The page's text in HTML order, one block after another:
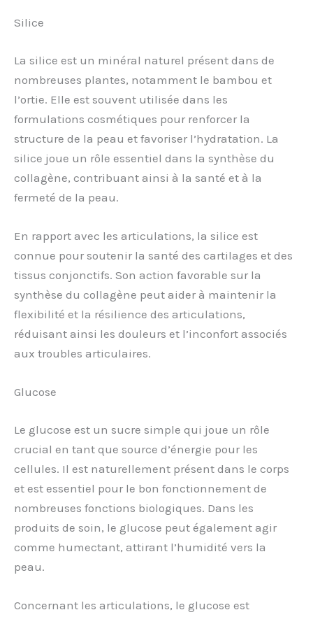
Silice
La silice est un minéral naturel présent dans de
nombreuses plantes, notamment le bambou et
l’ortie. Elle est souvent utilisée dans les
formulations cosmétiques pour renforcer la
structure de la peau et favoriser l’hydratation. La
silice joue un rôle essentiel dans la synthèse du
collagène, contribuant ainsi à la santé et à la
fermeté de la peau.
En rapport avec les articulations, la silice est
connue pour soutenir la santé des cartilages et des
tissus conjonctifs. Son action favorable sur la
synthèse du collagène peut aider à maintenir la
flexibilité et la résilience des articulations,
réduisant ainsi les douleurs et l’inconfort associés
aux troubles articulaires.
Glucose
Le glucose est un sucre simple qui joue un rôle
crucial en tant que source d’énergie pour les
cellules. Il est naturellement présent dans le corps
et est essentiel pour le bon fonctionnement de
nombreuses fonctions biologiques. Dans les
produits de soin, le glucose peut également agir
comme humectant, attirant l’humidité vers la
peau.
Concernant les articulations, le glucose est